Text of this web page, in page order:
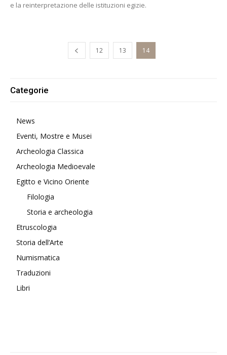
e la reinterpretazione delle istituzioni egizie.
12 13 14
Categorie
News
Eventi, Mostre e Musei
Archeologia Classica
Archeologia Medioevale
Egitto e Vicino Oriente
Filologia
Storia e archeologia
Etruscologia
Storia dell’Arte
Numismatica
Traduzioni
Libri